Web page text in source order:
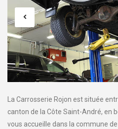
La Carrosserie Rojon est située
canton de la Côte Saint-André, en
vous accueille dans la commune de